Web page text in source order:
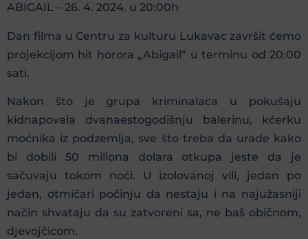
ABIGAIL – 26. 4. 2024. u 20:00h
Dan filma u Centru za kulturu Lukavac završit ćemo
projekcijom hit horora „Abigail“ u terminu od 20:00
sati.
Nakon što je grupa kriminalaca u pokušaju
kidnapovala dvanaestogodišnju balerinu, kćerku
moćnika iz podzemlja, sve što treba da urade kako
bi dobili 50 miliona dolara otkupa jeste da je
sačuvaju tokom noći. U izolovanoj vili, jedan po
jedan, otmičari počinju da nestaju i na najužasniji
način shvataju da su zatvoreni sa, ne baš običnom,
djevojčicom.